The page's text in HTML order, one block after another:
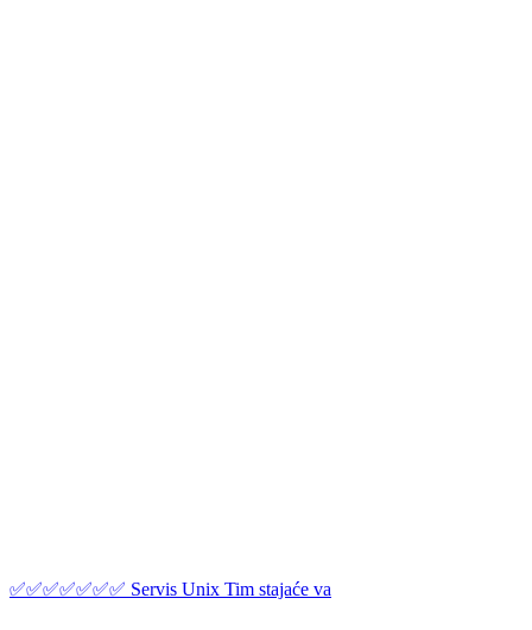
✅✅✅✅✅✅✅ Servis Unix Tim stajaće va